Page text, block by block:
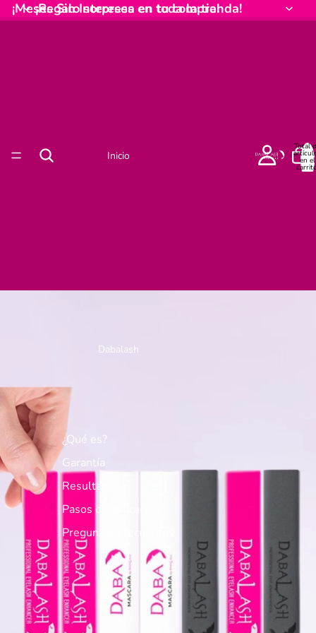
¡Regalo sorpresa en tu compra!
¡Meses Sin Intereses en toda la tienda!
Inicio
Dabalash
¿Qué es?
Garantía
Resultados
Pasos de aplicación
Preguntas Frecuentes
Total
en el
0